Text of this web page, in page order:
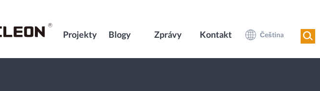
Projekty Blogy Zprávy Kontakt Čeština